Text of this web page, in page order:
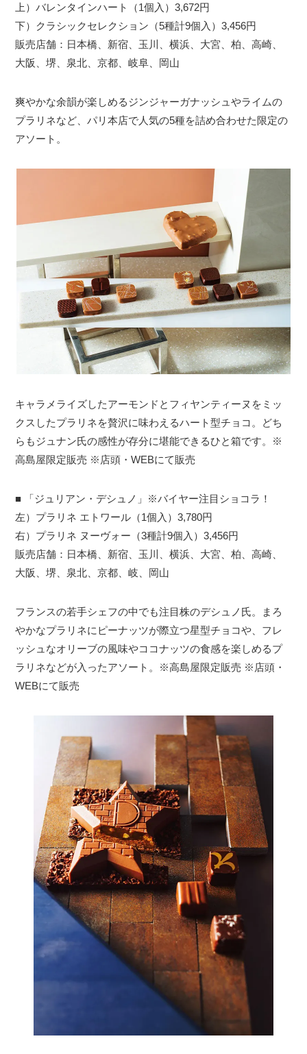
上）バレンタインハート（1個入）3,672円
下）クラシックセレクション（5種計9個入）3,456円
販売店舗：日本橋、新宿、玉川、横浜、大宮、柏、高崎、
大阪、堺、泉北、京都、岐阜、岡山
爽やかな余韻が楽しめるジンジャーガナッシュやライムの
プラリネなど、パリ本店で人気の5種を詰め合わせた限定の
アソート。
キャラメライズしたアーモンドとフィヤンティーヌをミッ
クスしたプラリネを贅沢に味わえるハート型チョコ。どち
らもジュナン氏の感性が存分に堪能できるひと箱です。※
高島屋限定販売 ※店頭・WEBにて販売
■ 「ジュリアン・デシュノ」※バイヤー注目ショコラ！
左）プラリネ エトワール（1個入）3,780円
右）プラリネ ヌーヴォー（3種計9個入）3,456円
販売店舗：日本橋、新宿、玉川、横浜、大宮、柏、高崎、
大阪、堺、泉北、京都、岐、岡山
フランスの若手シェフの中でも注目株のデシュノ氏。まろ
やかなプラリネにピーナッツが際立つ星型チョコや、フレ
ッシュなオリーブの風味やココナッツの食感を楽しめるプ
ラリネなどが入ったアソート。※高島屋限定販売 ※店頭・
WEBにて販売